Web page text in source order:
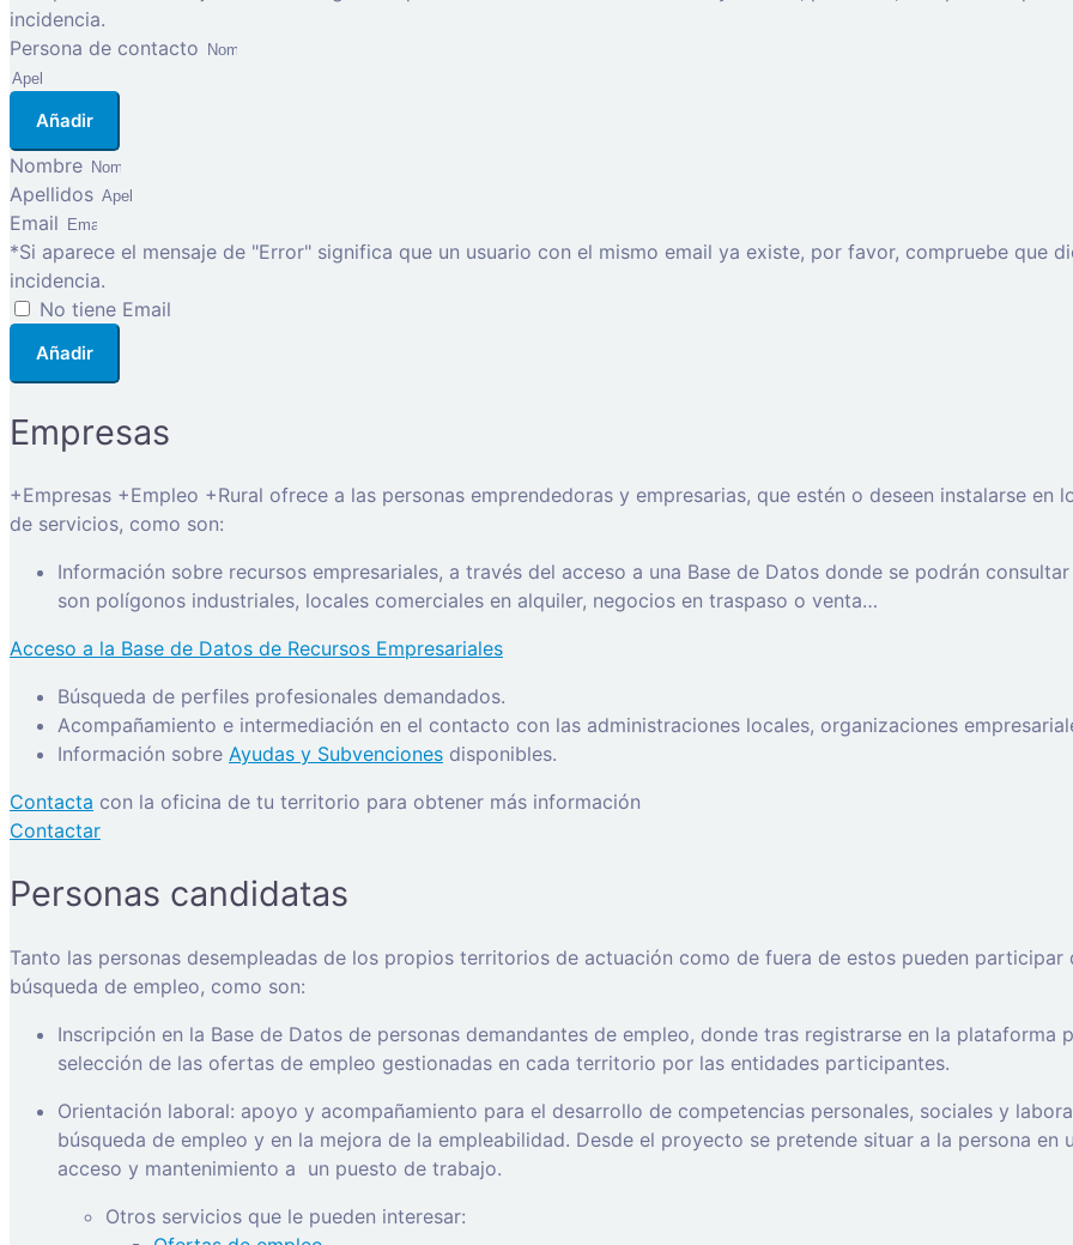
incidencia.
Persona de contacto
Añadir
Nombre
Apellidos
Email
*Si aparece el mensaje de "Error" significa que un usuario con el mismo email ya existe, por favor, compruebe que
incidencia.
No tiene Email
Añadir
Empresas
+Empresas +Empleo +Rural ofrece a las personas emprendedoras y empresarias, que estén o deseen instalarse
de servicios, como son:
Información sobre recursos empresariales, a través del acceso a una Base de Datos donde se podrán
son polígonos industriales, locales comerciales en alquiler, negocios en traspaso o venta…
Acceso a la Base de Datos de Recursos Empresariales
Búsqueda de perfiles profesionales demandados.
Acompañamiento e intermediación en el contacto con las administraciones locales, organizaciones
Información sobre Ayudas y Subvenciones disponibles.
Contacta con la oficina de tu territorio para obtener más información
Contactar
Personas candidatas
Tanto las personas desempleadas de los propios territorios de actuación como de fuera de estos pueden
búsqueda de empleo, como son:
Inscripción en la Base de Datos de personas demandantes de empleo, donde tras registrarse en la
selección de las ofertas de empleo gestionadas en cada territorio por las entidades participantes.
Orientación laboral: apoyo y acompañamiento para el desarrollo de competencias personales, sociales y
búsqueda de empleo y en la mejora de la empleabilidad. Desde el proyecto se pretende situar a la persona
acceso y mantenimiento a un puesto de trabajo.
Otros servicios que le pueden interesar: